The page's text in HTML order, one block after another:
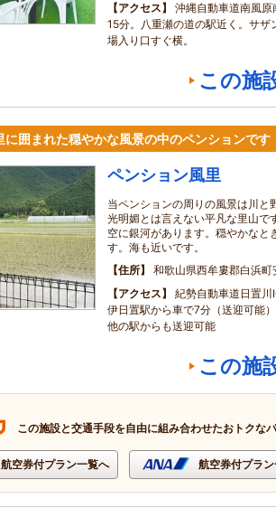
アクセス
沖縄自動車道南風
15分。八重瀬の道の駅近く。サザ
場入り口すぐ横。
この施
に囲まれた穏やかな風景の中のペンションです
ペンション風里
当ペンションの周りの風景は川と
光明媚とは言えない平凡な里山で
空に銀河があります。穏やかなと
す。海も近いです。
住所
和歌山県西牟婁郡白浜町
アクセス
紀勢自動車道日置
伊日置駅から車で7分（送迎可能
他の駅からも送迎可能
この施
この施設と交通手段を自由に組み合わせたおトクな
航空券付プラン一覧へ 航空券付プラ